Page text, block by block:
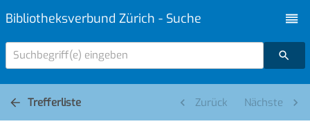
Bibliotheksverbund Zürich - Suche
Suchbegriff(e) eingeben
Trefferliste Zurück Nächste